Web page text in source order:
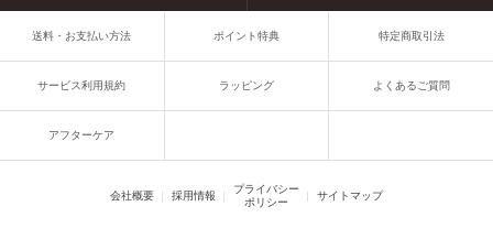
送料・お支払い方法 ポイント特典 特定商取引法
サービス利用規約 ラッピング よくあるご質問
アフターケア
会社概要 採用情報
プライバシー
ポリシー
サイトマップ